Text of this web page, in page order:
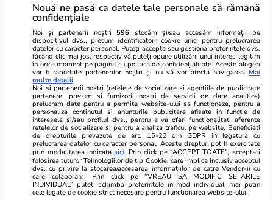
Ce nu trebuie să faci de Sfântul Pantelimon
Știri România 26 iul.
Rezultatele Loto 6/49 din 26 iulie 2026.
Numerele câștigătoare extrase duminică
Nouă ne pasă ca datele tale personale să rămână
confidențiale
Noi și partenerii noștri 596 stocăm și/sau accesăm informații pe
dispozitivul dvs., precum identificatorii cookie unici pentru prelucrarea
datelor cu caracter personal. Puteți accepta sau gestiona preferințele dvs.
făcând clic mai jos, respectiv vă puteți opune utilizării unui interes legitim
în orice moment pe pagina cu politica de confidențialitate. Aceste alegeri
vor fi raportate partenerilor noștri și nu vă vor afecta navigarea. Mai
multe detalii
Noi si partenerii nostri (retelele de socializare si agentiile de publicitate
partenere, precum si furnizorii nostri de servicii de date analitice)
prelucram date pentru a permite website-ului sa functioneze, pentru a
personaliza continutul si anunturile publicitare afisate in functie de
interesele si/sau profilul dvs., pentru a va oferi functionalitati aferente
retelelor de socializare si pentru a analiza traficul pe website. Beneficiati
de drepturile prevazute de art. 15-22 din GDPR in legatura cu
prelucrarea datelor cu caracter personal. Aceste drepturi pot fi exercitate
prin modalitatea indicataaici. Prin click pe “ACCEPT TOATE”, acceptati
folosirea tuturor Tehnologiilor de tip Cookie, care implica inclusiv acceptul
dvs. cu privire la stocarea/accesarea informatiilor de catre Vendor-ii cu
care colaboram. Prin click pe “VREAU SA MODIFIC SETARILE
INDIVIDUAL” puteti schimba preferintele in mod individual, mai putin
cele legate de cookie strict necesare pentru functionarea website-ului.